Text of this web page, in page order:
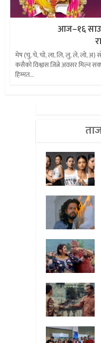
आज–१६
मेष (चु, चे, चो, ला, लि, लु, ले, लो, अ)
कसैको विश्वास जित्ने अवसर मिल्न
हिम्मत...